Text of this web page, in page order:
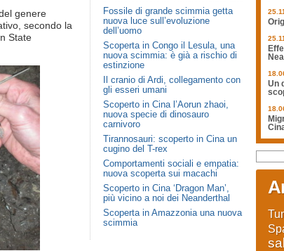
Fossile di grande scimmia getta
nuova luce sull’evoluzione
dell’uomo
Scoperta in Congo il Lesula, una
nuova scimmia: è già a rischio di
estinzione
Il cranio di Ardi, collegamento con
gli esseri umani
Scoperto in Cina l’Aorun zhaoi,
nuova specie di dinosauro
carnivoro
Tirannosauri: scoperto in Cina un
cugino del T-rex
Comportamenti sociali e empatia:
nuova scoperta sui macachi
Scoperto in Cina ‘Dragon Man’,
più vicino a noi dei Neanderthal
Scoperta in Amazzonia una nuova
scimmia
genere
secondo la
State
Un